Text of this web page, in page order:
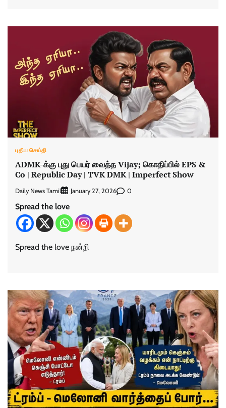
புதிய செய்தி
ADMK-க்கு புது பெயர் வைத்த Vijay; கொதிப்பில் EPS &
Co | Republic Day | TVK DMK | Imperfect Show
Daily News Tamil January 27, 2026 0
Spread the love
Spread the love நன்றி